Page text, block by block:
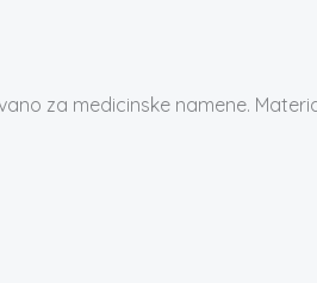
za medicinske namene.